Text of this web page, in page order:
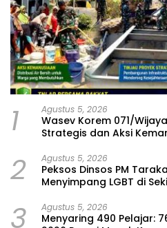
1 Agustus 5, 2026
Wasev Korem 071/
Strategis dan Aksi
2 Agustus 5, 2026
Peksos Dinsos PM
Menyimpang LGBT di
3 Agustus 5, 2026
Menyaring 490 Pelajar: